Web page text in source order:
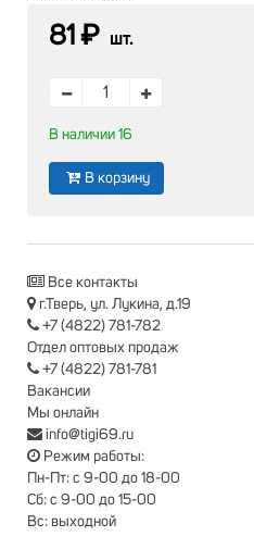
81 ₽ шт.
В наличии 16
В корзину
Все контакты
г.Тверь, ул. Лукина, д.19
+7 (4822) 781-782
Отдел оптовых продаж
+7 (4822) 781-781
Вакансии
Мы онлайн
info@tigi69.ru
Режим работы:
Пн-Пт: с 9-00 до 18-00
Сб: с 9-00 до 15-00
Вс: выходной